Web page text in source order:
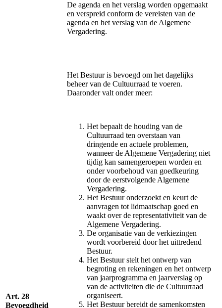
De agenda en het verslag worden opgemaakt
en verspreid conform de vereisten van de
agenda en het verslag van de Algemene
Vergadering.
Art. 28
Bevoegdheid
Het Bestuur is bevoegd om het dagelijks
beheer van de Cultuurraad te voeren.
Daaronder valt onder meer:
Het bepaalt de houding van de
Cultuurraad ten overstaan van
dringende en actuele problemen,
wanneer de Algemene Vergadering niet
tijdig kan samengeroepen worden en
onder voorbehoud van goedkeuring
door de eerstvolgende Algemene
Vergadering.
Het Bestuur onderzoekt en keurt de
aanvragen tot lidmaatschap goed en
waakt over de representativiteit van de
Algemene Vergadering.
De organisatie van de verkiezingen
wordt voorbereid door het uittredend
Bestuur.
Het Bestuur stelt het ontwerp van
begroting en rekeningen en het ontwerp
van jaarprogramma en jaarverslag op
van de activiteiten die de Cultuurraad
organiseert.
Het Bestuur bereidt de samenkomsten